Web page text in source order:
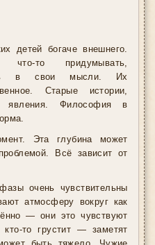
детей богаче внешнего.
то придумывать,
в свои мысли. Их
Старые истории,
явления. Философия в
Эта глубина может
Всё зависит от
очень чувствительны
атмосферу вокруг как
— они это чувствуют
то грустит — заметят